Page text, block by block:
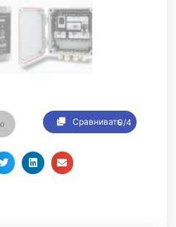
Сравнивать0/4